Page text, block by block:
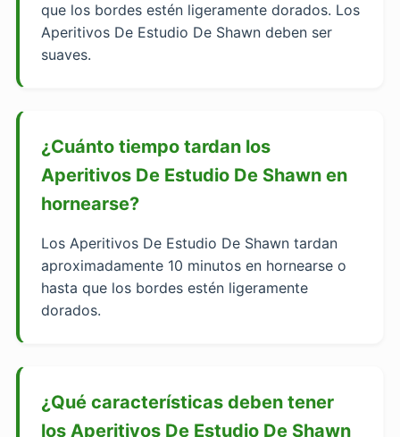
que los bordes estén ligeramente dorados. Los
Aperitivos De Estudio De Shawn deben ser
suaves.
¿Cuánto tiempo tardan los
Aperitivos De Estudio De Shawn en
hornearse?
Los Aperitivos De Estudio De Shawn tardan
aproximadamente 10 minutos en hornearse o
hasta que los bordes estén ligeramente
dorados.
¿Qué características deben tener
los Aperitivos De Estudio De Shawn